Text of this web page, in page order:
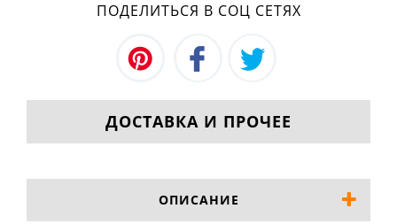
ПОДЕЛИТЬСЯ В СОЦ СЕТЯХ
ДОСТАВКА И ПРОЧЕЕ
ОПИСАНИЕ